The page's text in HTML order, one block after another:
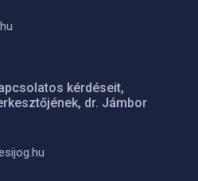
kérdéseit,
dr. Jámbor